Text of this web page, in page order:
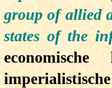
group of allied
states of the